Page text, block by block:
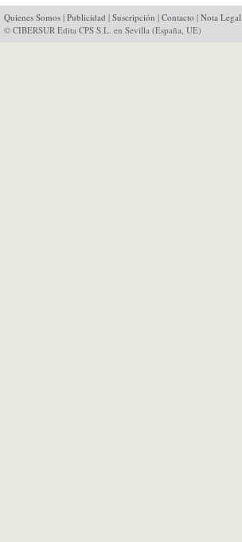
Quienes Somos | Publicidad | Suscripción | Contacto | Nota Legal
© CIBERSUR Edita CPS S.L. en Sevilla (España, UE)